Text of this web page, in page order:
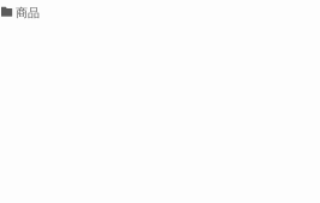
商品